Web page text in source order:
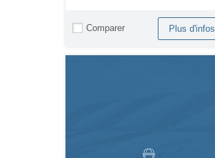
Comparer Plus d'infos